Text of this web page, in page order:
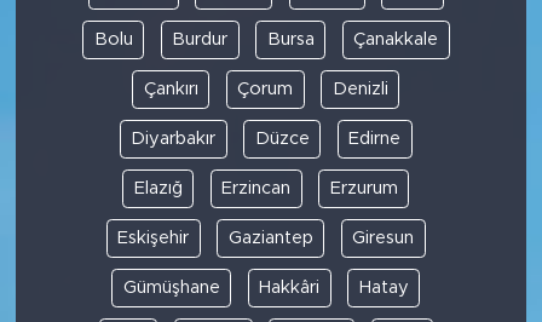
Bolu Burdur Bursa Çanakkale
Çankırı Çorum Denizli
Diyarbakır Düzce Edirne
Elazığ Erzincan Erzurum
Eskişehir Gaziantep Giresun
Gümüşhane Hakkâri Hatay